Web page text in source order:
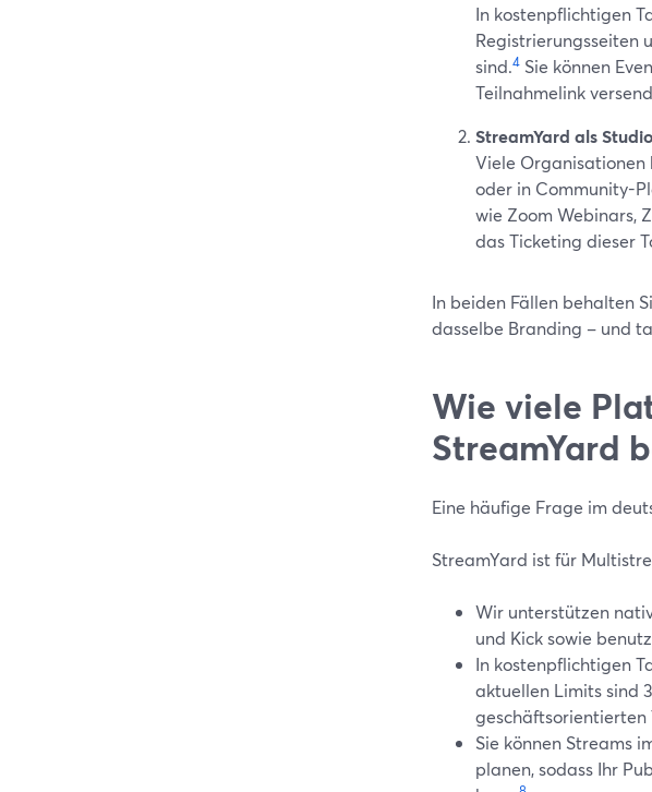
In kostenpflichtigen
Registrierungsseiten
sind.4 Sie können
Teilnahmelink
StreamYard als
Viele
oder in Community-
wie Zoom Webinars,
das Ticketing dieser
In beiden Fällen behalten
dasselbe Branding – und
Wie viele
StreamYard
Eine häufige Frage im
StreamYard ist für
Wir unterstützen
und Kick sowie
In kostenpflichtigen
aktuellen Limits sind
geschäftsorientierten
Sie können Streams
planen, sodass Ihr